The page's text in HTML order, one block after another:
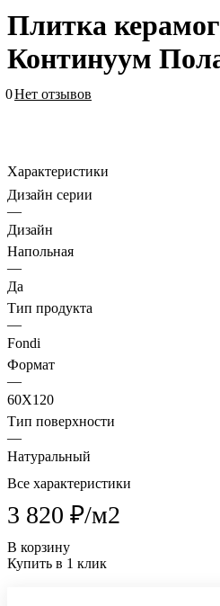
Плитка
Континуум
0Нет отзывов
Характеристики
Дизайн серии
—
Дизайн
Напольная
—
Да
Тип продукта
—
Fondi
Формат
—
60X120
Тип поверхности
—
Натуральный
Все характеристики
3 820 ₽/м2
В корзину
Купить в 1 клик